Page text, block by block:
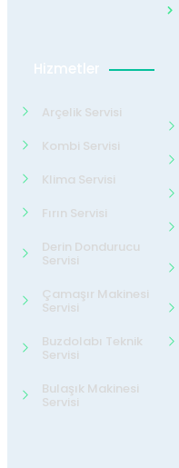
Hizmetler
Arçelik Servisi
Kombi Servisi
Klima Servisi
Fırın Servisi
Derin Dondurucu
Servisi
Çamaşır Makinesi
Servisi
Buzdolabı Teknik
Servisi
Bulaşık Makinesi
Servisi